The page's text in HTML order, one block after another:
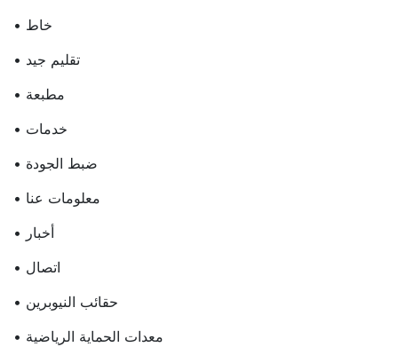
• خاط
• تقليم جيد
• مطبعة
• خدمات
• ضبط الجودة
• معلومات عنا
• أخبار
• اتصال
• حقائب النيوبرين
• معدات الحماية الرياضية